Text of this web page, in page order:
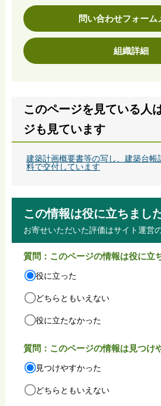
問い合わせフォーム
組織詳細
このページを見ている人
ジも見ています
建築計画概要書等の写し、建築台帳
料で交付しています
この情報は役に立ちまし
お寄せいただいた評価はサイト運営
質問：このページの情報は役に立
役に立った
どちらともいえない
役に立たなかった
質問：このページの情報は見つけ
見つけやすかった
どちらともいえない